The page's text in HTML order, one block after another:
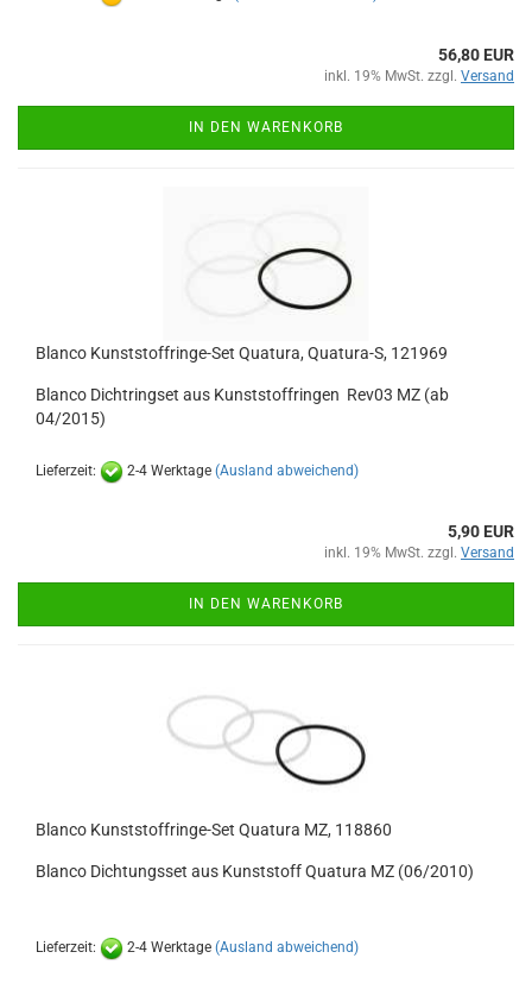
56,80 EUR
inkl. 19% MwSt. zzgl. Versand
IN DEN WARENKORB
Blanco Kunststoffringe-Set Quatura, Quatura-S, 121969
Blanco Dichtringset aus Kunststoffringen Rev03 MZ (ab
04/2015)
Lieferzeit: 2-4 Werktage (Ausland abweichend)
5,90 EUR
inkl. 19% MwSt. zzgl. Versand
IN DEN WARENKORB
Blanco Kunststoffringe-Set Quatura MZ, 118860
Blanco Dichtungsset aus Kunststoff Quatura MZ (06/2010)
Lieferzeit: 2-4 Werktage (Ausland abweichend)